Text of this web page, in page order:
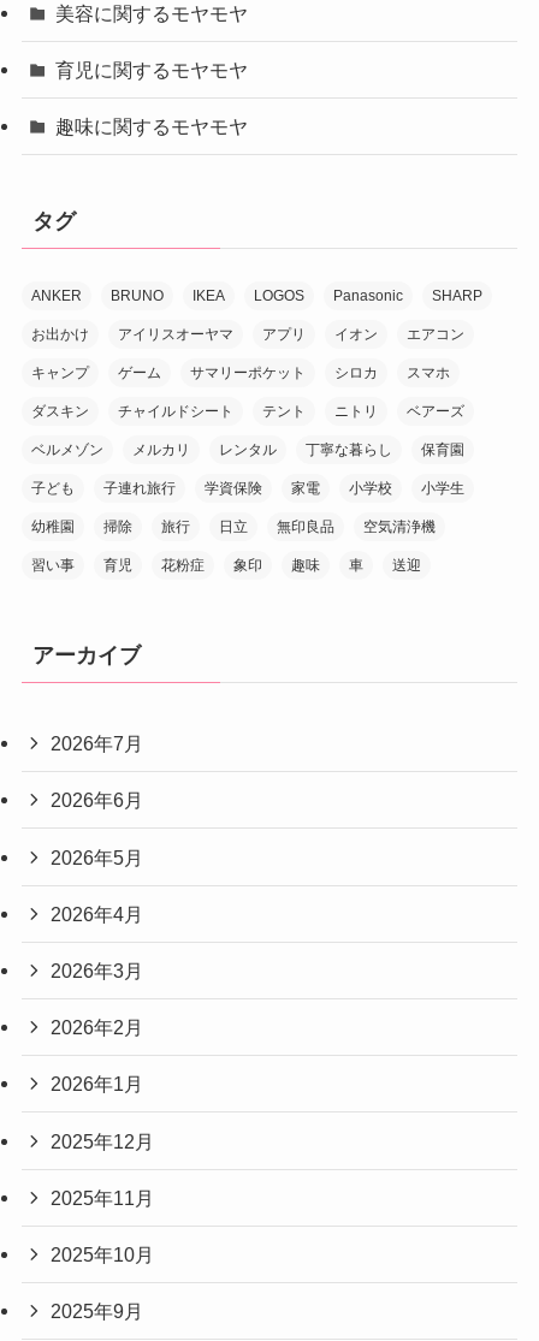
美容に関するモヤモヤ
育児に関するモヤモヤ
趣味に関するモヤモヤ
タグ
ANKER BRUNO IKEA LOGOS Panasonic SHARP
お出かけ アイリスオーヤマ アプリ イオン エアコン
キャンプ ゲーム サマリーポケット シロカ スマホ
ダスキン チャイルドシート テント ニトリ ベアーズ
ベルメゾン メルカリ レンタル 丁寧な暮らし 保育園
子ども 子連れ旅行 学資保険 家電 小学校 小学生
幼稚園 掃除 旅行 日立 無印良品 空気清浄機
習い事 育児 花粉症 象印 趣味 車 送迎
アーカイブ
2026年7月
2026年6月
2026年5月
2026年4月
2026年3月
2026年2月
2026年1月
2025年12月
2025年11月
2025年10月
2025年9月